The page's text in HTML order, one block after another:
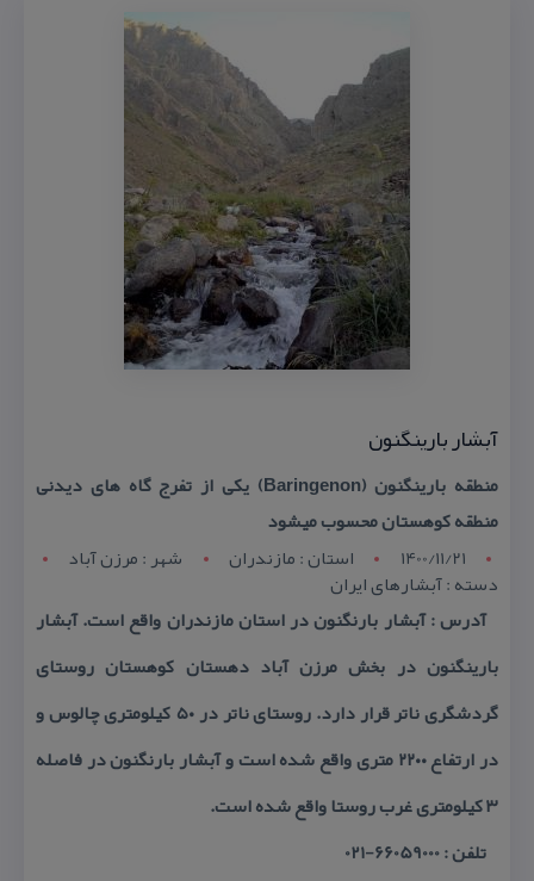
آبشار بارینگنون
منطقه بارینگنون (Baringenon) یكی از تفرج گاه های دیدنی
منطقه كوهستان محسوب میشود
1400/11/21
استان : مازندران شهر : مرزن آباد
دسته : آبشارهای ایران
آدرس : آبشار بارنگنون در استان مازندران واقع است. آبشار
بارینگنون در بخش مرزن آباد دهستان كوهستان روستای
گردشگری ناتر قرار دارد. روستای ناتر در ۵۰ كیلومتری چالوس و
در ارتفاع ۲۲۰۰ متری واقع شده است و آبشار بارنگنون در فاصله
۳ كیلومتری غرب روستا واقع شده است.
تلفن : 66059000-021